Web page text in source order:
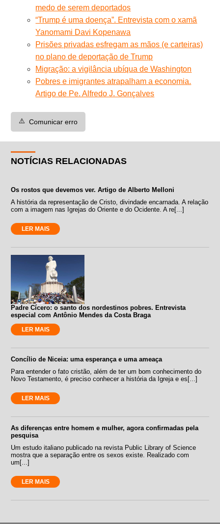
medo de serem deportados
“Trump é uma doença”. Entrevista com o xamã
Yanomami Davi Kopenawa
Prisões privadas esfregam as mãos (e carteiras)
no plano de deportação de Trump
Migração: a vigilância ubíqua de Washington
Pobres e imigrantes atrapalham a economia.
Artigo de Pe. Alfredo J. Gonçalves
⚠️ Comunicar erro
NOTÍCIAS RELACIONADAS
Os rostos que devemos ver. Artigo de Alberto Melloni
A história da representação de Cristo, divindade encarnada. A relação
com a imagem nas Igrejas do Oriente e do Ocidente. A re[...]
LER MAIS
Padre Cícero: o santo dos nordestinos pobres. Entrevista
especial com Antônio Mendes da Costa Braga
LER MAIS
Concílio de Niceia: uma esperança e uma ameaça
Para entender o fato cristão, além de ter um bom conhecimento do
Novo Testamento, é preciso conhecer a história da Igreja e es[...]
LER MAIS
As diferenças entre homem e mulher, agora confirmadas pela
pesquisa
Um estudo italiano publicado na revista Public Library of Science
mostra que a separação entre os sexos existe. Realizado com
um[...]
LER MAIS